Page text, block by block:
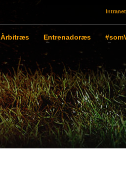
Intranet
Àrbitræs Entrenadoræs